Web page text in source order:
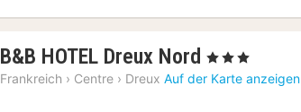
B&B HOTEL Dreux Nord 1
Nacht
, 3 Sterne
Frankreich › Centre › Dreux Auf der Karte anzeigen